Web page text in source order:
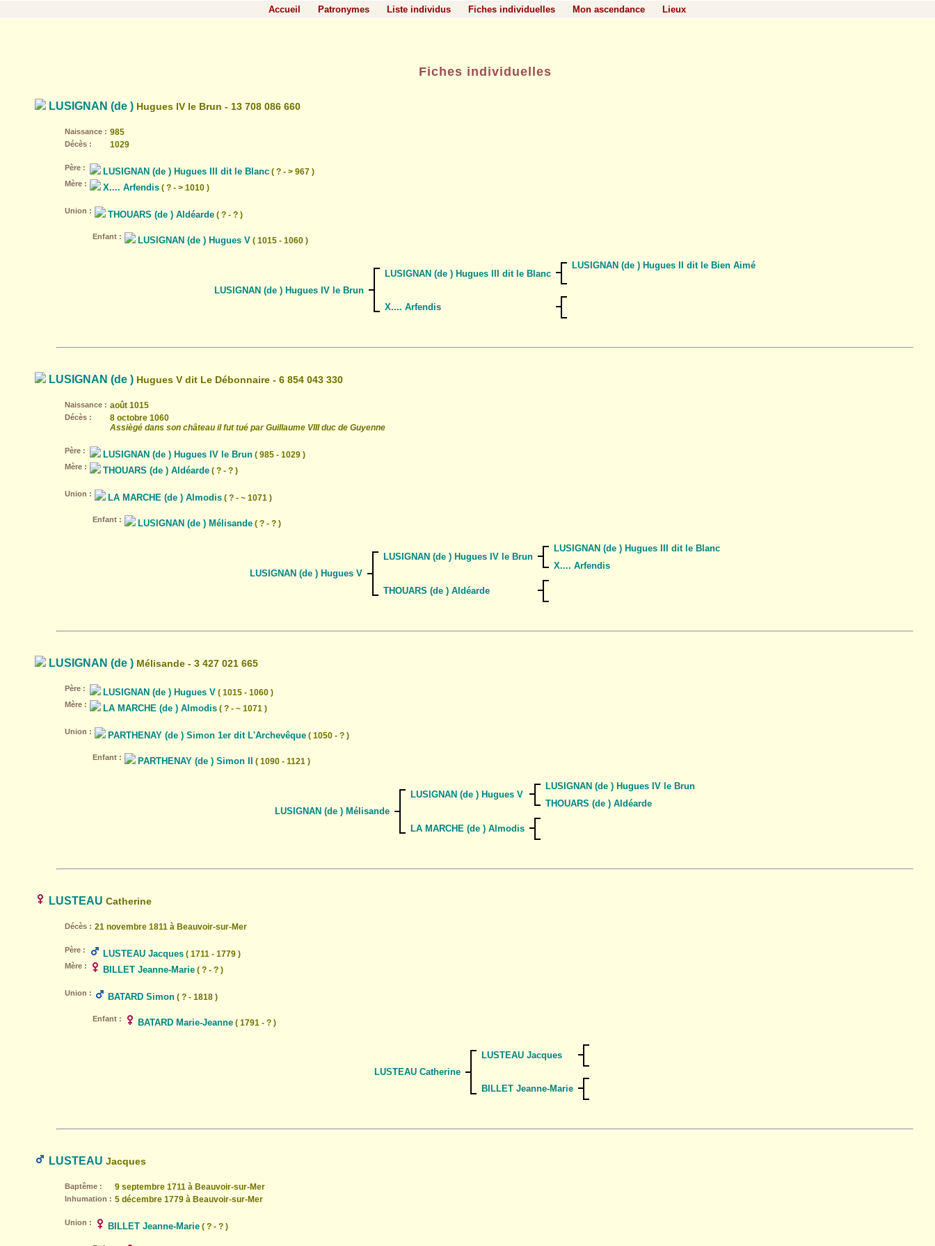
Accueil Patronymes Liste individus Fiches individuelles Mon ascendance Lieux
Fiches individuelles
LUSIGNAN (de ) Hugues IV le Brun - 13 708 086 660
Naissance : 985
Décès : 1029
Père : LUSIGNAN (de ) Hugues III dit le Blanc ( ? - > 967 )
Mère : X.... Arfendis ( ? - > 1010 )
Union : THOUARS (de ) Aldéarde ( ? - ? )
Enfant : LUSIGNAN (de ) Hugues V ( 1015 - 1060 )
LUSIGNAN (de ) Hugues IV le Brun
LUSIGNAN (de ) Hugues III dit le Blanc
LUSIGNAN (de ) Hugues II dit le Bien Aimé
X.... Arfendis
LUSIGNAN (de ) Hugues V dit Le Débonnaire - 6 854 043 330
Naissance : août 1015
Décès :
8 octobre 1060
Assiègé dans son château il fut tué par Guillaume VIII duc de Guyenne
Père : LUSIGNAN (de ) Hugues IV le Brun ( 985 - 1029 )
Mère : THOUARS (de ) Aldéarde ( ? - ? )
Union : LA MARCHE (de ) Almodis ( ? - ~ 1071 )
Enfant : LUSIGNAN (de ) Mélisande ( ? - ? )
LUSIGNAN (de ) Hugues V
LUSIGNAN (de ) Hugues IV le Brun
LUSIGNAN (de ) Hugues III dit le Blanc
X.... Arfendis
THOUARS (de ) Aldéarde
LUSIGNAN (de ) Mélisande - 3 427 021 665
Père : LUSIGNAN (de ) Hugues V ( 1015 - 1060 )
Mère : LA MARCHE (de ) Almodis ( ? - ~ 1071 )
Union : PARTHENAY (de ) Simon 1er dit L'Archevêque ( 1050 - ? )
Enfant : PARTHENAY (de ) Simon II ( 1090 - 1121 )
LUSIGNAN (de ) Mélisande
LUSIGNAN (de ) Hugues V
LUSIGNAN (de ) Hugues IV le Brun
THOUARS (de ) Aldéarde
LA MARCHE (de ) Almodis
LUSTEAU Catherine
Décès : 21 novembre 1811 à Beauvoir-sur-Mer
Père : LUSTEAU Jacques ( 1711 - 1779 )
Mère : BILLET Jeanne-Marie ( ? - ? )
Union : BATARD Simon ( ? - 1818 )
Enfant : BATARD Marie-Jeanne ( 1791 - ? )
LUSTEAU Catherine
LUSTEAU Jacques
BILLET Jeanne-Marie
LUSTEAU Jacques
Baptême : 9 septembre 1711 à Beauvoir-sur-Mer
Inhumation : 5 décembre 1779 à Beauvoir-sur-Mer
Union : BILLET Jeanne-Marie ( ? - ? )